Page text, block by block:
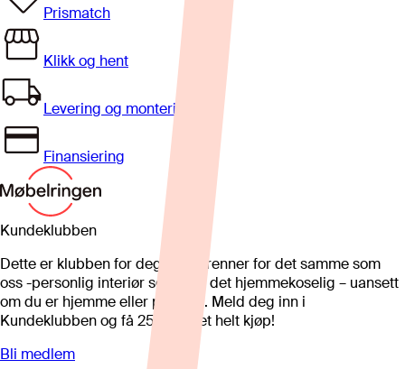
Prismatch
Klikk og hent
Levering og montering
Finansiering
Kundeklubben
Dette er klubben for deg som brenner for det samme som
oss -personlig interiør som gjør det hjemmekoselig – uansett
om du er hjemme eller på hytta. Meld deg inn i
Kundeklubben og få 25%* på et helt kjøp!
Bli medlem